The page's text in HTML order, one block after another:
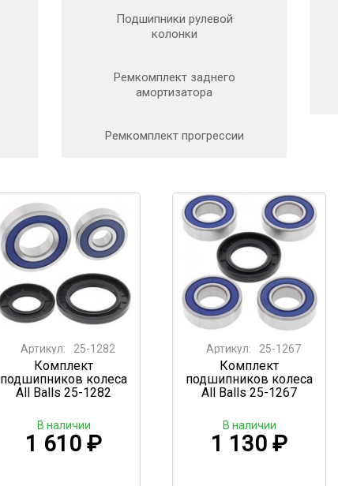
Подшипники рулевой
колонки
Ремкомплект заднего
амортизатора
Ремкомплект прогрессии
Артикул: 25-1282
Комплект
подшипников колеса
All Balls 25-1282
1 610 ₽
В наличии
Артикул: 25-1267
Комплект
подшипников колеса
All Balls 25-1267
1 130 ₽
В наличии